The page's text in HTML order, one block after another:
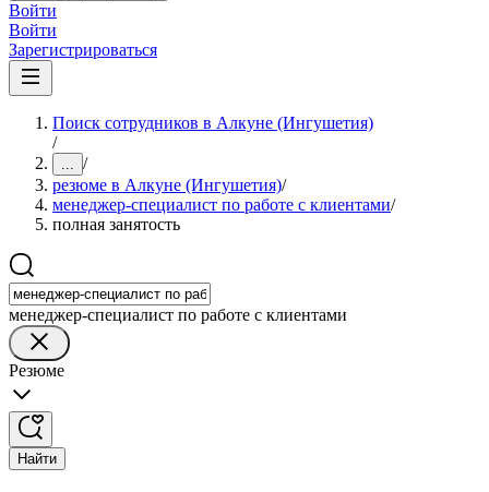
Войти
Войти
Зарегистрироваться
Поиск сотрудников в Алкуне (Ингушетия)
/
... /
резюме в Алкуне (Ингушетия)/
менеджер-специалист по работе с клиентами/
полная занятость
менеджер-специалист по работе с клиентами
Резюме
Найти